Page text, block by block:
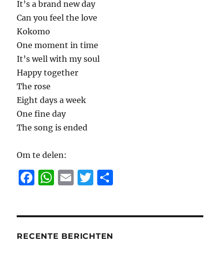
It’s a brand new day
Can you feel the love
Kokomo
One moment in time
It’s well with my soul
Happy together
The rose
Eight days a week
One fine day
The song is ended
Om te delen:
F
b
W
A
E
T
r
RECENTE BERICHTEN